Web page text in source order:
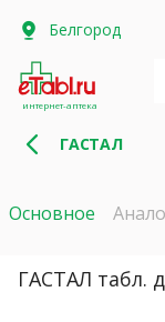
Белгород
интернет-аптека
ГАСТАЛ
Основное
ГАСТАЛ табл.